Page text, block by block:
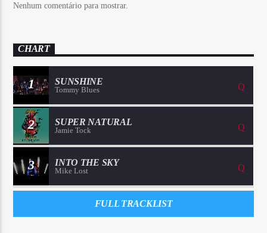
Nenhum comentário para mostrar.
CHART
1 SUNSHINE
Tommy Blues
2 SUPER NATURAL
Jamie Tock
3 INTO THE SKY
Mike Lost
FULL TRACKLIST